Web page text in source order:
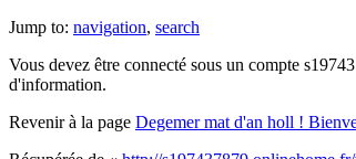
Jump to: navigation, search
Vous devez être connecté sous un compte
d'information.
Revenir à la page Degemer mat d'an holl !